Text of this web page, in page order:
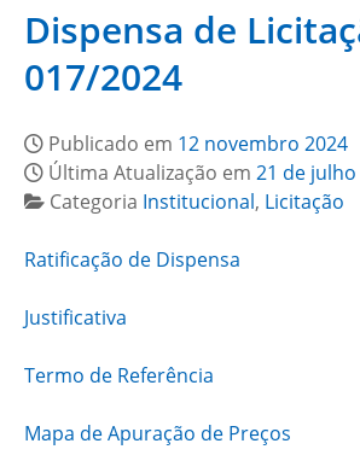
Dispensa de
017/2024
Publicado em 12 novembro 2024
Última Atualização em 21 de
Categoria Institucional, Licitação
Ratificação de Dispensa
Justificativa
Termo de Referência
Mapa de Apuração de Preços